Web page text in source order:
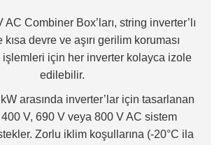
Combiner Box’ları, string inverter’lı
devre ve aşırı gerilim koruması
işlemleri için her inverter kolayca izole
edilebilir.
arasında inverter’lar için tasarlanan
400 V, 690 V veya 800 V AC sistem
Zorlu iklim koşullarına (-20°C ila